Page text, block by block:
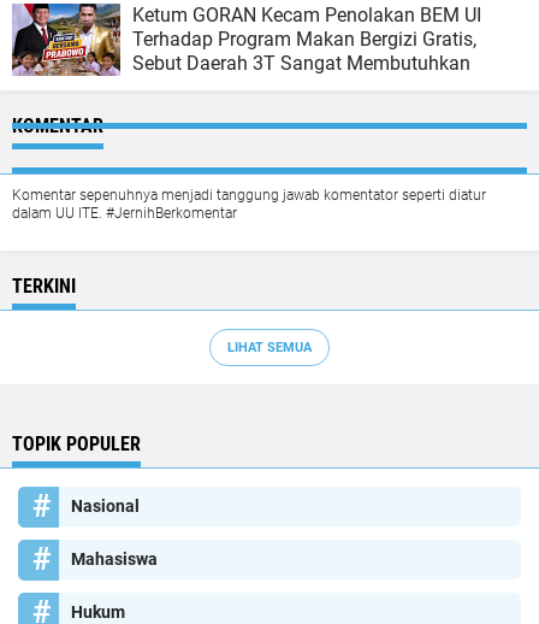
Ketum GORAN Kecam Penolakan BEM UI
Terhadap Program Makan Bergizi Gratis,
Sebut Daerah 3T Sangat Membutuhkan
KOMENTAR
Komentar sepenuhnya menjadi tanggung jawab komentator seperti diatur
dalam UU ITE. #JernihBerkomentar
TERKINI
LIHAT SEMUA
TOPIK POPULER
Nasional
Mahasiswa
Hukum